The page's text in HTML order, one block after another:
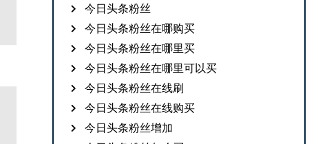
今日头条粉丝
今日头条粉丝在哪购买
今日头条粉丝在哪里买
今日头条粉丝在哪里可以买
今日头条粉丝在线刷
今日头条粉丝在线购买
今日头条粉丝增加